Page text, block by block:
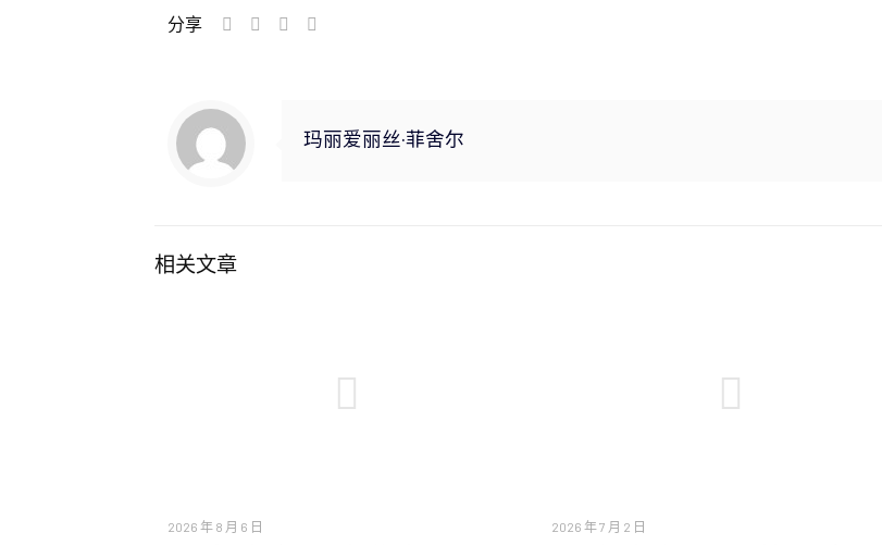
分享
玛丽爱丽丝·菲舍尔
相关文章
2026 年 8 月 6 日 2026 年 7 月 2 日